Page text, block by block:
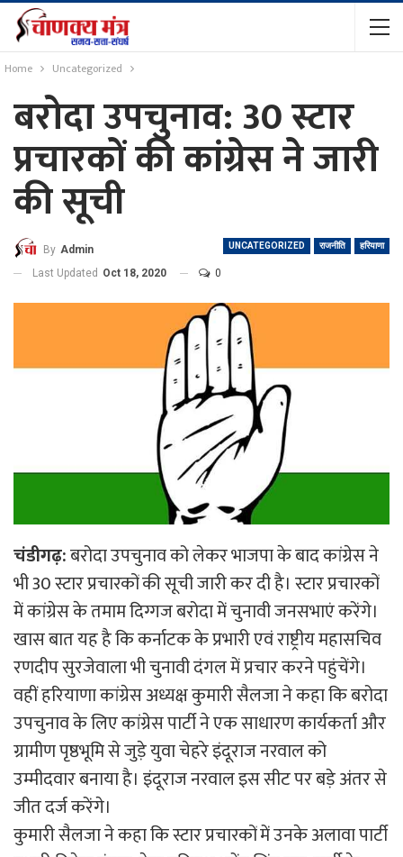
Home Uncategorized
बरोदा उपचुनाव: 30 स्टार
प्रचारकों की कांग्रेस ने जारी
की सूची
UNCATEGORIZED राजनीति हरियाणा
By Admin
Last Updated Oct 18, 2020 0
चंडीगढ़:बरोदा उपचुनाव को लेकर भाजपा के बाद कांग्रेस ने
भी 30 स्टार प्रचारकों की सूची जारी कर दी है। स्टार प्रचारकों
में कांग्रेस के तमाम दिग्गज बरोदा में चुनावी जनसभाएं करेंगे।
खास बात यह है कि कर्नाटक के प्रभारी एवं राष्ट्रीय महासचिव
रणदीप सुरजेवाला भी चुनावी दंगल में प्रचार करने पहुंचेंगे।
वहीं हरियाणा कांग्रेस अध्यक्ष कुमारी सैलजा ने कहा कि बरोदा
उपचुनाव के लिए कांग्रेस पार्टी ने एक साधारण कार्यकर्ता और
ग्रामीण पृष्ठभूमि से जुड़े युवा चेहरे इंदूराज नरवाल को
उम्मीदवार बनाया है। इंदूराज नरवाल इस सीट पर बड़े अंतर से
जीत दर्ज करेंगे।
कुमारी सैलजा ने कहा कि स्टार प्रचारकों में उनके अलावा पार्टी